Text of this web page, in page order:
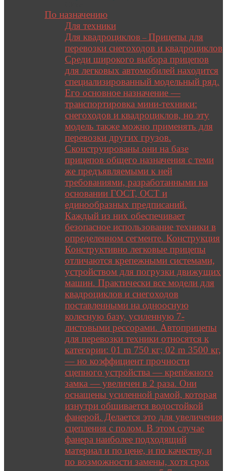
По назначению
Для техники
Для квадроциклов – Прицепы для
перевозки снегоходов и квадроциклов
Среди широкого выбора прицепов
для легковых автомобилей находится
специализированный модельный ряд.
Его основное назначение —
транспортировка мини-техники:
снегоходов и квадроциклов, но эту
модель также можно применять для
перевозки других грузов.
Сконструированы они на базе
прицепов общего назначения с теми
же предъявляемыми к ней
требованиями, разработанными на
основании ГОСТ, ОСТ и
единообразных предписаний.
Каждый из них обеспечивает
безопасное использование техники в
определенном сегменте. Конструкция
Конструктивно легковые прицепы
отличаются крепежными системами,
устройством для погрузки движущих
машин. Практически все модели для
квадроциклов и снегоходов
поставленными на одноосную
колесную базу, усиленную 7-
листовыми рессорами. Автоприцепы
для перевозки техники относятся к
категории: 01 m 750 кг; 02 m 3500 кг,
— но коэффициент прочности
сцепного устройства — крепёжного
замка — увеличен в 2 раза. Они
оснащены усиленной рамой, которая
изнутри обшивается водостойкой
фанерой. Делается это для увеличения
сцепления с полом. В этом случае
фанера наиболее подходящий
материал и по цене, и по качеству, и
по возможности замены, хотя срок